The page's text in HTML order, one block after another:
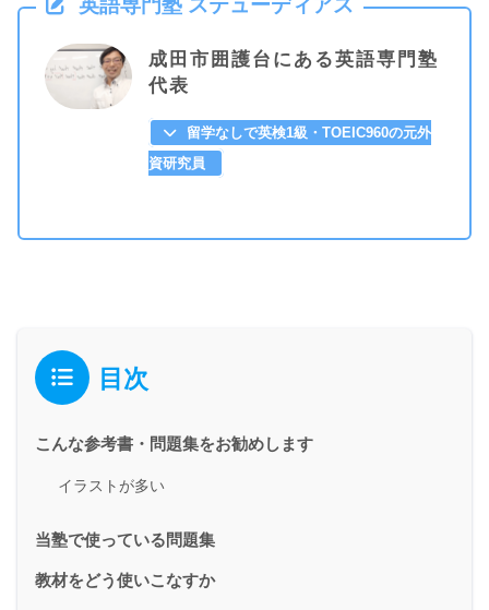
英語専門塾 ステューディアス
成田市囲護台にある英語専門塾
代表
留学なしで英検1級・TOEIC960の元外
資研究員
目次
こんな参考書・問題集をお勧めします
イラストが多い
当塾で使っている問題集
教材をどう使いこなすか